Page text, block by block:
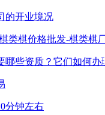
的开业境况
类棋价格批发-棋类棋
哪些资质？它们如何办
分钟左右